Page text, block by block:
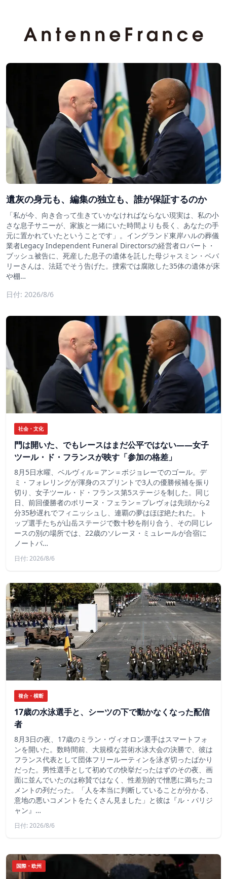
遺灰の身元も、編集の独立も、誰が保証するのか
「私が今、向き合って生きていかなければならない現実は、私の小
さな息子サニーが、家族と一緒にいた時間よりも長く、あなたの手
元に置かれていたということです」。イングランド東岸ハルの葬儀
業者Legacy Independent Funeral Directorsの経営者ロバート・
ブッシュ被告に、死産した息子の遺体を託した母ジャスミン・ベバ
リーさんは、法廷でそう告げた。捜索では腐敗した35体の遺体が床
や棚…
日付: 2026/8/6
社会・文化
門は開いた、でもレースはまだ公平ではない――女子
ツール・ド・フランスが映す「参加の格差」
8月5日水曜、ベルヴィル＝アン＝ボジョレーでのゴール。デ
ミ・フォレリングが渾身のスプリントで3人の優勝候補を振り
切り、女子ツール・ド・フランス第5ステージを制した。同じ
日、前回優勝者のポリーヌ・フェラン＝プレヴォは先頭から2
分35秒遅れでフィニッシュし、連覇の夢はほぼ絶たれた。ト
ップ選手たちが山岳ステージで数十秒を削り合う、その同じレ
ースの別の場所では、22歳のソレーヌ・ミュレールが合宿に
ノートパ…
日付: 2026/8/6
複合・横断
17歳の水泳選手と、シーツの下で動かなくなった配信
者
8月3日の夜、17歳のミラン・ヴィオロン選手はスマートフォ
ンを開いた。数時間前、大規模な芸術水泳大会の決勝で、彼は
フランス代表として団体フリールーティンを泳ぎ切ったばかり
だった。男性選手として初めての快挙だったはずのその夜、画
面に並んでいたのは称賛ではなく、性差別的で憎悪に満ちたコ
メントの列だった。「人を本当に判断していることが分かる、
意地の悪いコメントをたくさん見ました」と彼は『ル・パリジ
ャン』…
日付: 2026/8/6
国際・欧州